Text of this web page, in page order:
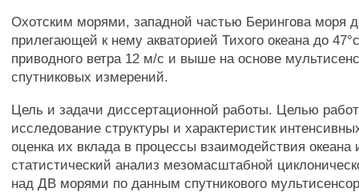
Охотским морями, западной частью Берингова моря
прилегающей к нему акваторией Тихого океана до
приводного ветра 12 м/с и выше на основе
спутниковых измерений.
Цель и задачи диссертационной работы. Целью
исследование структуры и характеристик
оценка их вклада в процессы взаимодействия
статистический анализ мезомасштабной
над ДВ морями по данным спутникового